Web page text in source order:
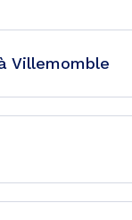
Villemomble